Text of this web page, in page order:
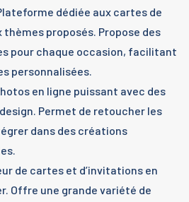
dédiée aux cartes de
proposés. Propose des
pour chaque occasion, facilitant
personnalisées.
en ligne puissant avec des
Permet de retoucher les
dans des créations
de cartes et d’invitations en
Offre une grande variété de